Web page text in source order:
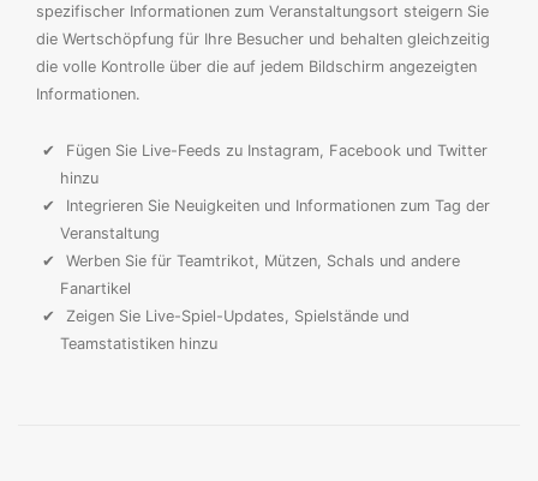
spezifischer Informationen zum Veranstaltungsort steigern Sie
die Wertschöpfung für Ihre Besucher und behalten gleichzeitig
die volle Kontrolle über die auf jedem Bildschirm angezeigten
Informationen.
Fügen Sie Live-Feeds zu Instagram, Facebook und Twitter
hinzu
Integrieren Sie Neuigkeiten und Informationen zum Tag der
Veranstaltung
Werben Sie für Teamtrikot, Mützen, Schals und andere
Fanartikel
Zeigen Sie Live-Spiel-Updates, Spielstände und
Teamstatistiken hinzu